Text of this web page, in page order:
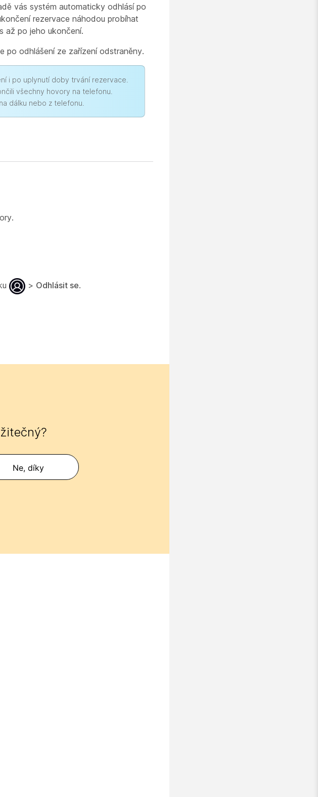
vás systém automaticky odhlásí po
rezervace náhodou probíhat
až po jeho ukončení.
po odhlášení ze zařízení odstraněny.
i po uplynutí doby trvání rezervace.
všechny hovory na telefonu.
dálku nebo z telefonu.
> Odhlásit se.
Ne, díky